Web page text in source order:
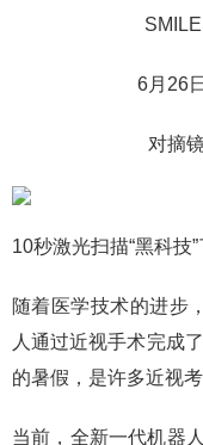
6月26
对摘
10秒激光扫描“黑科技
随着医学技术的进步
人通过近视手术完成
的暑假，是许多近视
当前，全新一代机器